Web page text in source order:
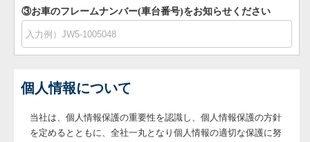
③お車のフレームナンバー(車台番号)をお知らせください
個人情報について
当社は、個人情報保護の重要性を認識し、個人情報保護の方針
を定めるとともに、全社一丸となり個人情報の適切な保護に努